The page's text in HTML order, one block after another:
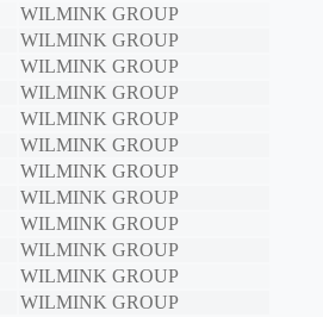
WILMINK GROUP
WILMINK GROUP
WILMINK GROUP
WILMINK GROUP
WILMINK GROUP
WILMINK GROUP
WILMINK GROUP
WILMINK GROUP
WILMINK GROUP
WILMINK GROUP
WILMINK GROUP
WILMINK GROUP